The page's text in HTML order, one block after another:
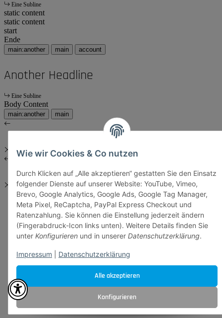
Alle akzeptieren
Konfigurieren
Wie wir Cookies & Co nutzen
Durch Klicken auf „Alle akzeptieren“ gestatten Sie den Einsatz
folgender Dienste auf unserer Website: YouTube, Vimeo,
Brevo, Google Analytics, Google Ads, Google Tag Manager,
Meta Pixel, ReCaptcha, PayPal Express Checkout und
Ratenzahlung. Sie können die Einstellung jederzeit ändern
(Fingerabdruck-Icon links unten). Weitere Details finden Sie
unter Konfigurieren und in unserer Datenschutzerklärung.
Impressum Datenschutzerklärung
Eine Subline
static content
static content
start
Ende
main:another main account
Another Headline
Eine Subline
Body Content
main:another main